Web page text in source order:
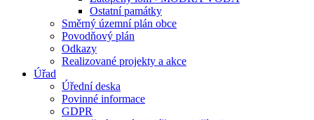
Ostatní památky
Směrný územní plán obce
Povodňový plán
Odkazy
Realizované projekty a akce
Úřad
Úřední deska
Povinné informace
GDPR